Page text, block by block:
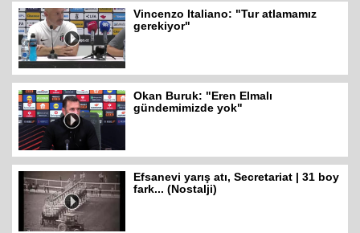
Vincenzo Italiano: "Tur atlamamız
gerekiyor"
Okan Buruk: "Eren Elmalı
gündemimizde yok"
Efsanevi yarış atı, Secretariat | 31 boy
fark... (Nostalji)